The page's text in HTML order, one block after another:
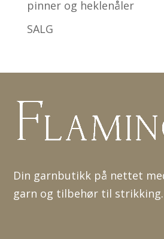
pinner og heklenåler
SALG
Din garnbutikk på nettet
garn og tilbehør til strikking.